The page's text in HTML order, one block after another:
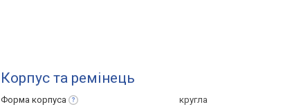
Корпус та ремінець
Форма корпуса
кругла